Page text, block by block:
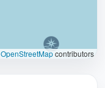
OpenStreetMapcontributors